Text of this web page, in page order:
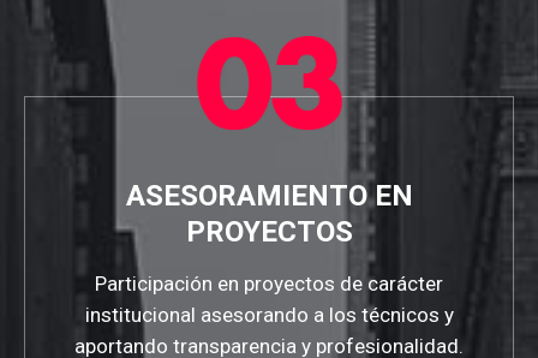
ASESORAMIENTO EN
PROYECTOS
Participación en proyectos de carácter
institucional asesorando a los técnicos y
aportando transparencia y profesionalidad.